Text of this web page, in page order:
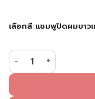
เลือกสี แชมพูปิดผมขาว
Cover gray hair